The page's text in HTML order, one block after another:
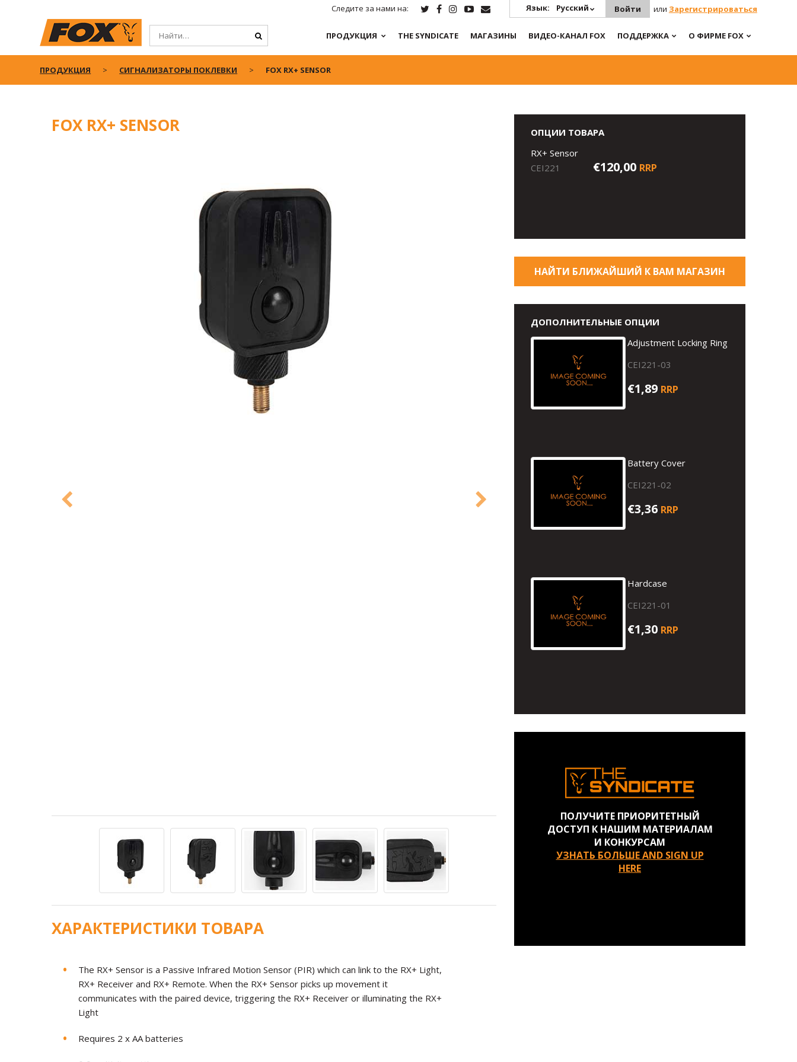
Следите за нами на: Язык: Русский Войти или Зарегистрироваться
ПРОДУКЦИЯ THE SYNDICATE МАГАЗИНЫ ВИДЕО-КАНАЛ FOX ПОДДЕРЖКА О ФИРМЕ FOX
ПРОДУКЦИЯ СИГНАЛИЗАТОРЫ ПОКЛЕВКИ FOX RX+ SENSOR
FOX RX+ SENSOR
ХАРАКТЕРИСТИКИ ТОВАРА
The RX+ Sensor is a Passive Infrared Motion Sensor (PIR) which can link to the RX+ Light,
RX+ Receiver and RX+ Remote. When the RX+ Sensor picks up movement it
communicates with the paired device, triggering the RX+ Receiver or illuminating the RX+
Light
Requires 2 x AA batteries
ОПЦИИ ТОВАРА
RX+ Sensor
CEI221
€120,00 RRP
НАЙТИ БЛИЖАЙШИЙ К ВАМ МАГАЗИН
ДОПОЛНИТЕЛЬНЫЕ ОПЦИИ
Adjustment Locking Ring
CEI221-03
€1,89 RRP
Battery Cover
CEI221-02
€3,36 RRP
Hardcase
CEI221-01
€1,30 RRP
ПОЛУЧИТЕ ПРИОРИТЕТНЫЙ
ДОСТУП К НАШИМ МАТЕРИАЛАМ
И КОНКУРСАМ
УЗНАТЬ БОЛЬШЕ AND SIGN UP
HERE